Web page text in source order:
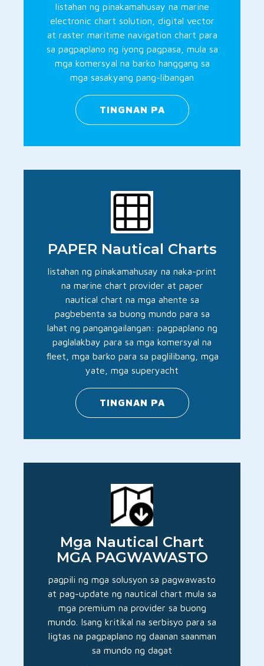
listahan ng pinakamahusay na marine
electronic chart solution, digital vector
at raster maritime navigation chart para
sa pagpaplano ng iyong pagpasa, mula sa
mga komersyal na barko hanggang sa
mga sasakyang pang-libangan
TINGNAN PA
PAPER Nautical Charts
listahan ng pinakamahusay na naka-print
na marine chart provider at paper
nautical chart na mga ahente sa
pagbebenta sa buong mundo para sa
lahat ng pangangailangan: pagpaplano ng
paglalakbay para sa mga komersyal na
fleet, mga barko para sa paglilibang, mga
yate, mga superyacht
TINGNAN PA
Mga Nautical Chart
MGA PAGWAWASTO
pagpili ng mga solusyon sa pagwawasto
at pag-update ng nautical chart mula sa
mga premium na provider sa buong
mundo. Isang kritikal na serbisyo para sa
ligtas na pagpaplano ng daanan saanman
sa mundo ng dagat